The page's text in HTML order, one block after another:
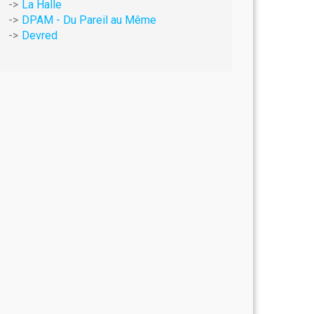
La Halle
DPAM - Du Pareil au Même
Devred